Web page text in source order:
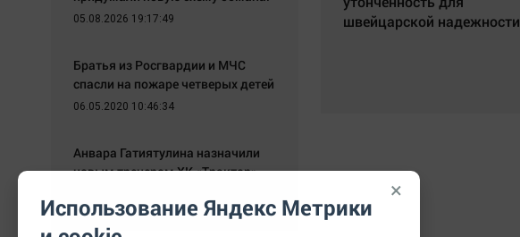
швейцарской надежности
05.08.2026 19:17:49
Братья из Росгвардии и МЧС
спасли на пожаре четверых детей
06.05.2020 10:46:34
Анвара Гатиятулина назначили
новым тренером ХК «Трактор»
×
Использование Яндекс Метрики